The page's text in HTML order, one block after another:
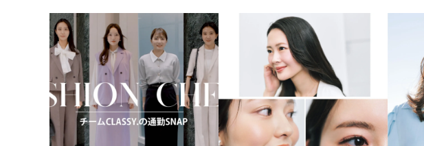
Aug, 7,
冷房・紫外線etc...「
燥」を防ぐ【ベタつ
クリーム】3選＜30代
スメ＞ | CLASSY.[クラ
BEAUTY